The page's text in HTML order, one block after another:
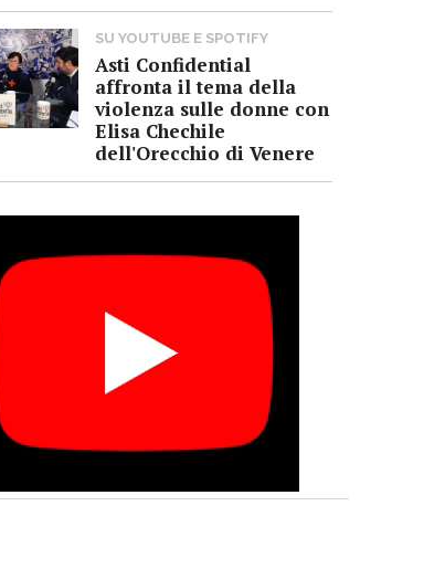
SU YOUTUBE E SPOTIFY
Asti Confidential
affronta il tema della
violenza sulle donne con
Elisa Chechile
dell'Orecchio di Venere